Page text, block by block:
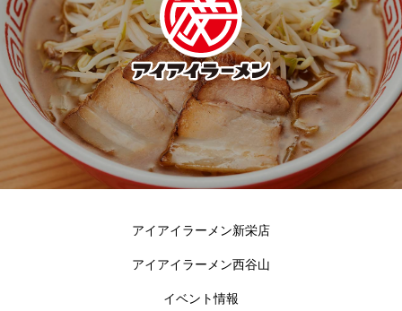
アイアイラーメン新栄店
アイアイラーメン西谷山
イベント情報